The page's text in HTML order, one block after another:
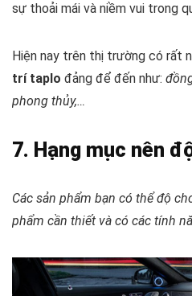
sự thoải mái và niềm vui trong
Hiện nay trên thị trường có rất
trí taplo đảng để đến như:
phong thủy,…
7. Hạng mục nên
Các sản phẩm bạn có thể độ
phẩm cần thiết và có các tính